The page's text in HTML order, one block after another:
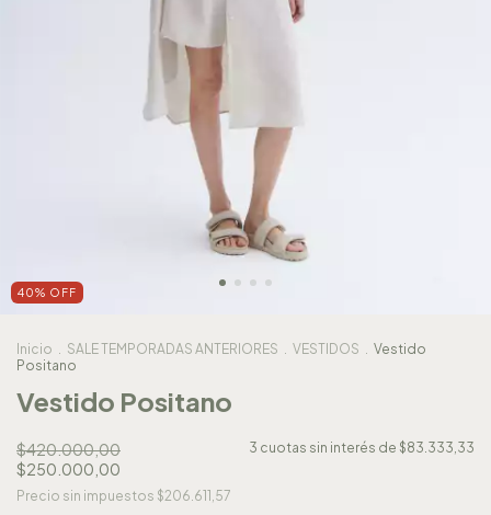
40% OFF
Inicio . SALE TEMPORADAS ANTERIORES . VESTIDOS . Vestido
Positano
Vestido Positano
$420.000,00
$250.000,00
3 cuotas sin interés de $83.333,33
Precio sin impuestos $206.611,57